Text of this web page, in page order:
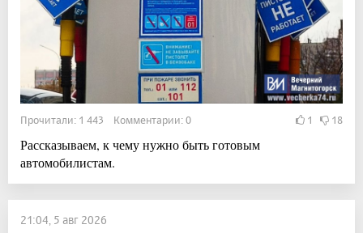
Прочитали: 1 443 Комментарии: 0 1 18
Рассказываем, к чему нужно быть готовым
автомобилистам.
21:04, 5 авг 2026